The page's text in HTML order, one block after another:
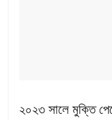
২০২৩ সালে মুক্তি